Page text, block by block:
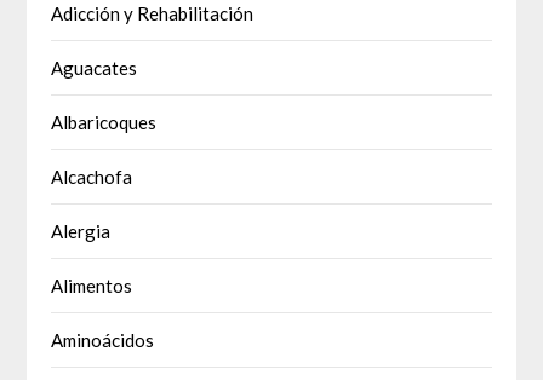
Adicción y Rehabilitación
Aguacates
Albaricoques
Alcachofa
Alergia
Alimentos
Aminoácidos